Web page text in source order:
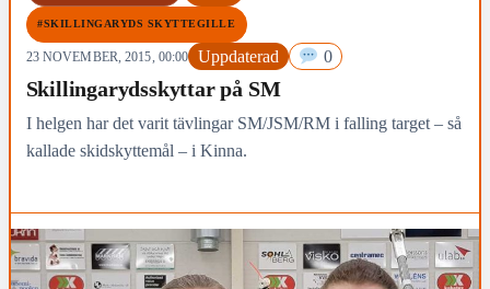
#SKILLINGARYDS SKYTTEGILLE
23 NOVEMBER, 2015, 00:00 Uppdaterad 0
Skillingarydsskyttar på SM
I helgen har det varit tävlingar SM/JSM/RM i falling target – så
kallade skidskyttemål – i Kinna.